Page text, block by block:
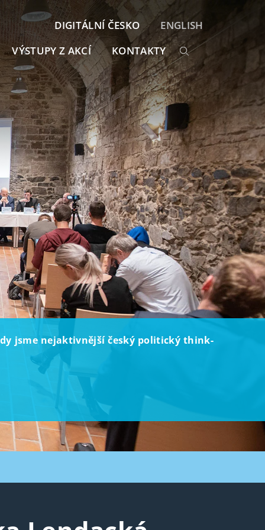
VÝSTUPY Z AKCÍ KONTAKTY
DIGITÁLNÍ ČESKO ENGLISH
jsme nejaktivnější český politický think-